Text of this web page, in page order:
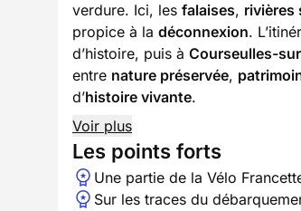
verdure. Ici, les falaises, rivières
propice à la déconnexion.
d’histoire, puis à Courseulles-
entre nature préservée,
d’histoire vivante.
Voir plus
Les points forts
Une partie de la Vélo
Sur les traces du